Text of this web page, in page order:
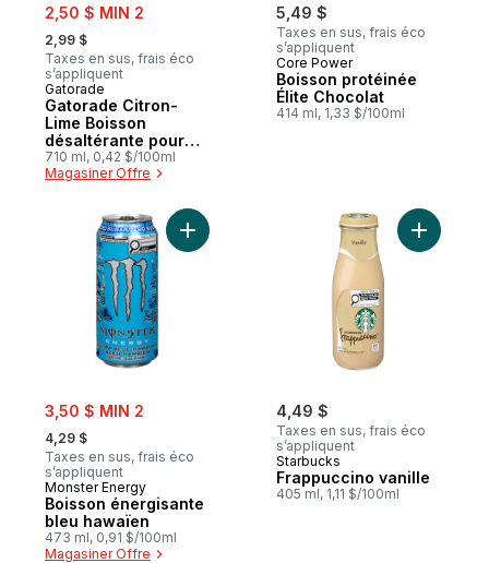
sale:
2,50 $ MIN 2
, formerly:
2,99 $
Taxes en sus, frais éco
s’appliquent
Gatorade
Gatorade Citron-
Lime Boisson
désaltérante pour
sportifs
710 ml, 0,42 $/100ml
Magasiner Offre
5,49 $
Taxes en sus, frais éco
s’appliquent
Core Power
Boisson protéinée
Élite Chocolat
414 ml, 1,33 $/100ml
sale:
3,50 $ MIN 2
, formerly:
4,29 $
Taxes en sus, frais éco
s’appliquent
Monster Energy
Boisson énergisante
bleu hawaïen
473 ml, 0,91 $/100ml
Magasiner Offre
Ajouter Boisson énergisante bleu
4,49 $
Taxes en sus, frais éco
s’appliquent
Starbucks
Frappuccino vanille
405 ml, 1,11 $/100ml
Ajouter